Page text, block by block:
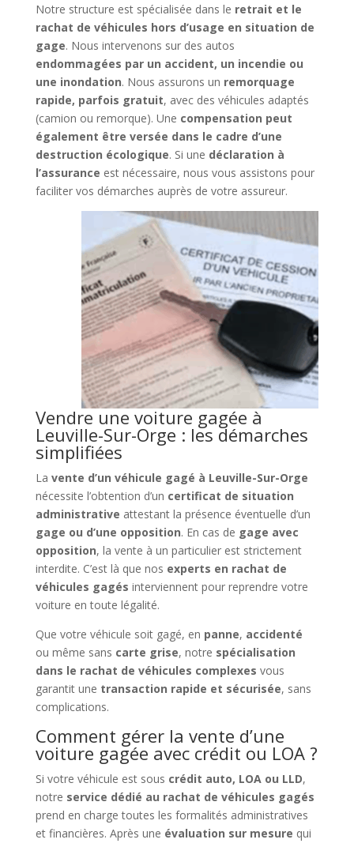
Notre structure est spécialisée dans le retrait et le
rachat de véhicules hors d’usage en situation de
gage. Nous intervenons sur des autos
endommagées par un accident, un incendie ou
une inondation. Nous assurons un remorquage
rapide, parfois gratuit, avec des véhicules adaptés
(camion ou remorque). Une compensation peut
également être versée dans le cadre d’une
destruction écologique. Si une déclaration à
l’assurance est nécessaire, nous vous assistons pour
faciliter vos démarches auprès de votre assureur.
Vendre une voiture gagée à
Leuville-Sur-Orge : les démarches
simplifiées
La vente d’un véhicule gagé à Leuville-Sur-Orge
nécessite l’obtention d’un certificat de situation
administrative attestant la présence éventuelle d’un
gage ou d’une opposition. En cas de gage avec
opposition, la vente à un particulier est strictement
interdite. C’est là que nos experts en rachat de
véhicules gagés interviennent pour reprendre votre
voiture en toute légalité.
Que votre véhicule soit gagé, en panne, accidenté
ou même sans carte grise, notre spécialisation
dans le rachat de véhicules complexes vous
garantit une transaction rapide et sécurisée, sans
complications.
Comment gérer la vente d’une
voiture gagée avec crédit ou LOA ?
Si votre véhicule est sous crédit auto, LOA ou LLD,
notre service dédié au rachat de véhicules gagés
prend en charge toutes les formalités administratives
et financières. Après une évaluation sur mesure qui